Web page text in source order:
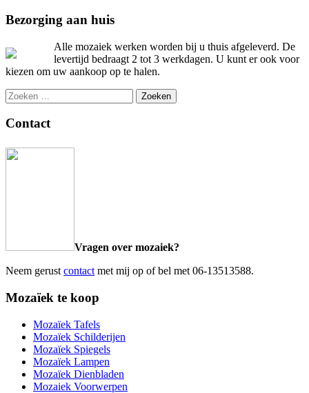
Bezorging aan huis
Alle mozaiek werken worden bij u thuis afgeleverd. De
levertijd bedraagt 2 tot 3 werkdagen. U kunt er ook voor
kiezen om uw aankoop op te halen.
Zoeken
naar:
Contact
Vragen over mozaiek?
Neem gerust contact met mij op of bel met 06-13513588.
Mozaïek te koop
Mozaïek Tafels
Mozaïek Schilderijen
Mozaïek Spiegels
Mozaïek Lampen
Mozaïek Dienbladen
Mozaiek Voorwerpen